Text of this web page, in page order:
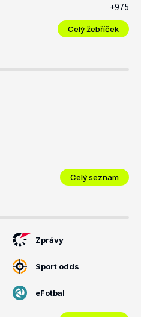
+975
Celý žebříček
Celý seznam
Zprávy
Sport odds
eFotbal